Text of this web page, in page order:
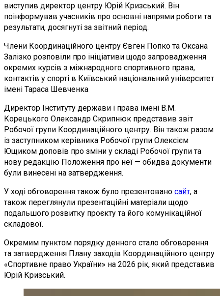
виступив директор центру Юрій Кризський. Він
поінформував учасників про основні напрями роботи та
результати, досягнуті за звітний період.
Члени Координаційного центру Євген Попко та Оксана
Залізко розповіли про ініціативи щодо запровадження
окремих курсів з міжнародного спортивного права,
контактів у спорті в Київський національний університет
імені Тараса Шевченка
Директор Інституту держави і права імені В.М.
Корецького Олександр Скрипнюк представив звіт
Робочої групи Координаційного центру. Він також разом
із заступником керівника Робочої групи Олексієм
Ющиком доповів про зміни у складі Робочої групи та
нову редакцію Положення про неї — обидва документи
були винесені на затвердження.
У ході обговорення також було презентовано сайт, а
також переглянули презентаційні матеріали щодо
подальшого розвитку проєкту та його комунікаційної
складової.
Окремим пунктом порядку денного стало обговорення
та затвердження Плану заходів Координаційного центру
«Спортивне право України» на 2026 рік, який представив
Юрій Кризський.